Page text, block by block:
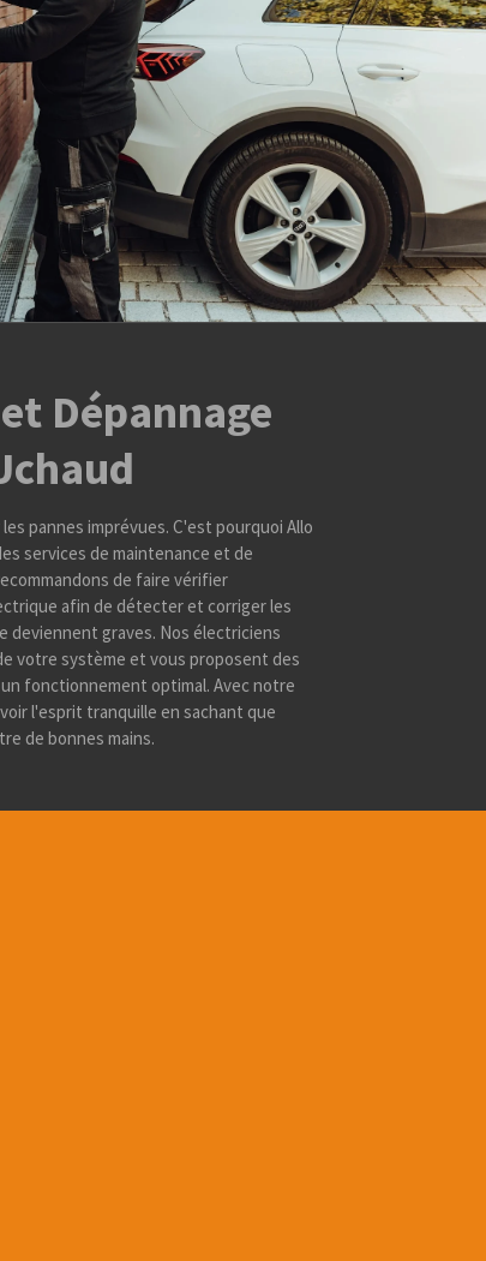
Dépannage
pannes imprévues. C'est pourquoi Allo
services de maintenance et de
de faire vérifier
afin de détecter et corriger les
deviennent graves. Nos électriciens
votre système et vous proposent des
fonctionnement optimal. Avec notre
l'esprit tranquille en sachant que
de bonnes mains.